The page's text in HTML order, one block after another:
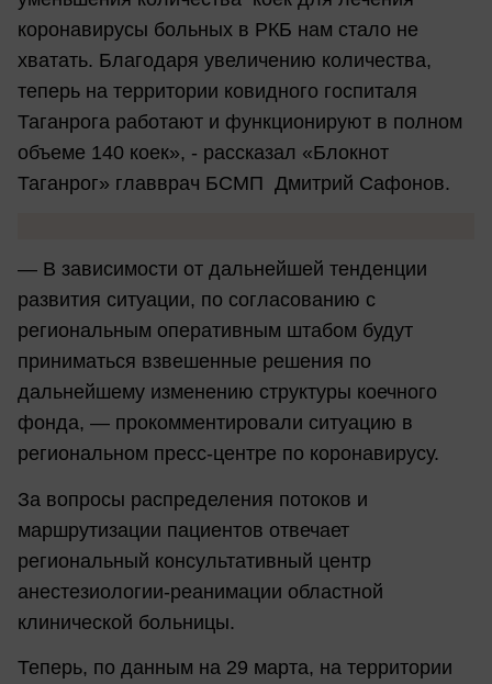
коронавирусы больных в РКБ нам стало не
хватать. Благодаря увеличению количества,
теперь на территории ковидного госпиталя
Таганрога работают и функционируют в полном
объеме 140 коек», - рассказал «Блокнот
Таганрог» главврач БСМП Дмитрий Сафонов.
— В зависимости от дальнейшей тенденции
развития ситуации, по согласованию с
региональным оперативным штабом будут
приниматься взвешенные решения по
дальнейшему изменению структуры коечного
фонда, — прокомментировали ситуацию в
региональном пресс-центре по коронавирусу.
За вопросы распределения потоков и
маршрутизации пациентов отвечает
региональный консультативный центр
анестезиологии-реанимации областной
клинической больницы.
Теперь, по данным на 29 марта, на территории